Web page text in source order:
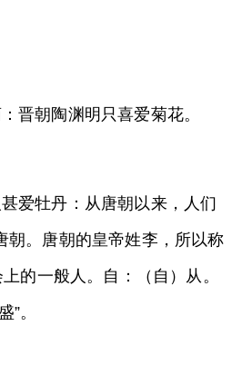
晋朝陶渊明只喜爱菊花。
爱牡丹：从唐朝以来，人们
朝。唐朝的皇帝姓李，所以称
的一般人。自：（自）从。
”。